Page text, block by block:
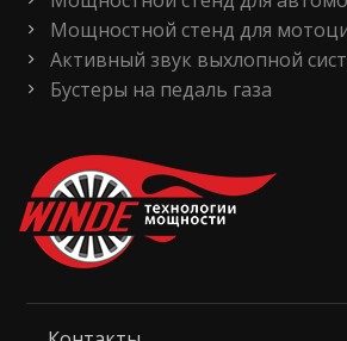
Мощностной стенд для
Активный звук выхлопной
Бустеры на педаль газа